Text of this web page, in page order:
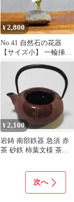
¥2,800
No.41 自然石の花器
【サイズ小】 一輪挿し
花瓶
¥2,100
岩鋳 南部鉄器 急須 赤
茶 砂鉄 柿葉文様 茶道
次へ